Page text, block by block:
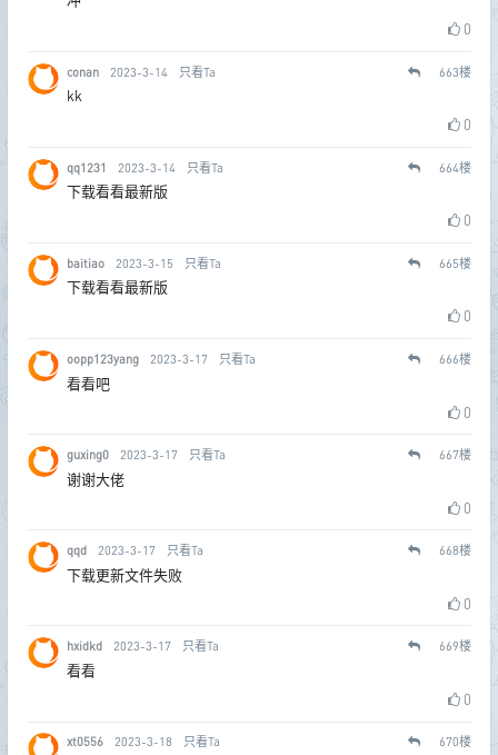
0
conan 2023-3-14 只看Ta 663楼
kk
0
qq1231 2023-3-14 只看Ta 664楼
下载看看最新版
0
baitiao 2023-3-15 只看Ta 665楼
下载看看最新版
0
oopp123yang 2023-3-17 只看Ta 666楼
看看吧
0
guxing0 2023-3-17 只看Ta 667楼
谢谢大佬
0
qqd 2023-3-17 只看Ta 668楼
下载更新文件失败
0
hxidkd 2023-3-17 只看Ta 669楼
看看
0
xt0556 2023-3-18 只看Ta 670楼